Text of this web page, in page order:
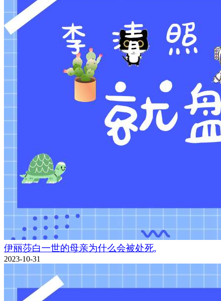
伊丽莎白一世的母亲为什么会被处死,
2023-10-31